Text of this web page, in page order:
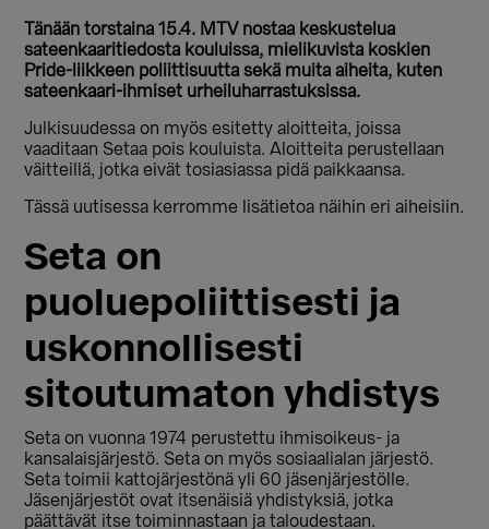
Tänään torstaina 15.4. MTV nostaa keskustelua
sateenkaaritiedosta kouluissa, mielikuvista koskien
Pride-liikkeen poliittisuutta sekä muita aiheita, kuten
sateenkaari-ihmiset urheiluharrastuksissa.
Julkisuudessa on myös esitetty aloitteita, joissa
vaaditaan Setaa pois kouluista. Aloitteita perustellaan
väitteillä, jotka eivät tosiasiassa pidä paikkaansa.
Tässä uutisessa kerromme lisätietoa näihin eri aiheisiin.
Seta on
puoluepoliittisesti ja
uskonnollisesti
sitoutumaton yhdistys
Seta on vuonna 1974 perustettu ihmisoikeus- ja
kansalaisjärjestö. Seta on myös sosiaalialan järjestö.
Seta toimii kattojärjestönä yli 60 jäsenjärjestölle.
Jäsenjärjestöt ovat itsenäisiä yhdistyksiä, jotka
päättävät itse toiminnastaan ja taloudestaan.